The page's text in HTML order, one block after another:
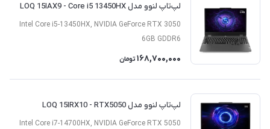
لپ‌تاپ لنوو مدل LOQ 15IAX9 - Core i5 13450HX
Intel Core i5-13450HX, NVIDIA GeForce RTX 3050
6GB GDDR6
168,700,000 تومان
لپ‌تاپ لنوو مدل LOQ 15IRX10 - RTX5050
Intel Core i7-14700HX, NVIDIA GeForce RTX 5050